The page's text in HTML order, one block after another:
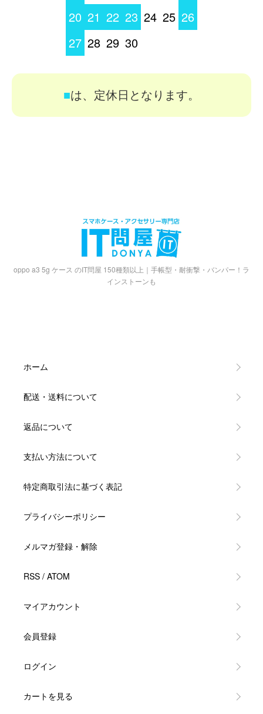
20 21 22 23 24 25 26
27 28 29 30
■は、定休日となります。
oppo a3 5g ケース のIT問屋 150種類以上｜手帳型・耐衝撃・バンパー！ラ
インストーンも
ホーム
配送・送料について
返品について
支払い方法について
特定商取引法に基づく表記
プライバシーポリシー
メルマガ登録・解除
RSS / ATOM
マイアカウント
会員登録
ログイン
カートを見る